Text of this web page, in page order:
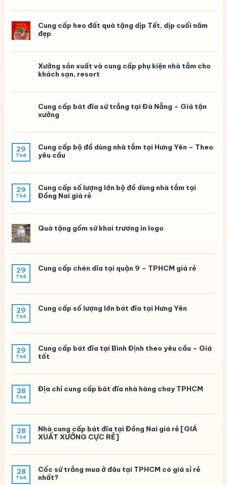
Cung cấp heo đất quà tặng dịp Tết, dịp cuối năm
đẹp
Xưởng sản xuất và cung cấp phụ kiện nhà tắm cho
khách sạn, resort
Cung cấp bát đĩa sứ trắng tại Đà Nẵng – Giá tận
xưởng
29
Th4
Cung cấp bộ đồ dùng nhà tắm tại Hưng Yên – Theo
yêu cầu
29
Th4
Cung cấp số lượng lớn bộ đồ dùng nhà tắm tại
Đồng Nai giá rẻ
Quà tặng gốm sứ khai trương in logo
29
Th4
Cung cấp chén dĩa tại quận 9 – TPHCM giá rẻ
29
Th4
Cung cấp số lượng lớn bát đĩa tại Hưng Yên
29
Th4
Cung cấp bát đĩa tại Bình Định theo yêu cầu – Giá
tốt
28
Th4
Địa chỉ cung cấp bát đĩa nhà hàng chay TPHCM
28
Th4
Nhà cung cấp bát đĩa tại Đồng Nai giá rẻ [GIÁ
XUẤT XƯỞNG CỰC RẺ]
28
Th4
Cốc sứ trắng mua ở đâu tại TPHCM có giá sỉ rẻ
nhất?